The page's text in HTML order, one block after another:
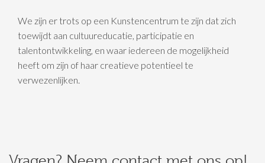
We zijn er trots op een Kunstencentrum te zijn dat zich
toewijdt aan cultuureducatie, participatie en
talentontwikkeling, en waar iedereen de mogelijkheid
heeft om zijn of haar creatieve potentieel te
verwezenlijken.